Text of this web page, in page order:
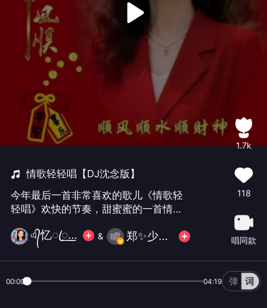
情歌轻轻唱【DJ沈念版】
今年最后一首非常喜欢的歌儿《情歌轻
轻唱》欢快的节奏，甜蜜蜜的一首情
生相伴相惜！一起执手到地老天荒。 衷
心感谢群里群外的兄弟姐妹们不离不弃
的陪伴与支持，非常感谢！提前㊗️大家
新年快乐身体健康！阖家幸福美满！好
এ᭄忆ꦿ꯭এ念君᭄拒币 & 郑✨少康💫
1.7k
118
唱同款
00:00 04:19